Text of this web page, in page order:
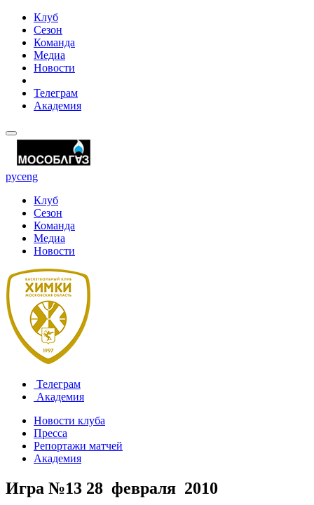
Клуб
Сезон
Команда
Медиа
Новости
Телеграм
Академия
русeng
Клуб
Сезон
Команда
Медиа
Новости
Телеграм
Академия
Новости клуба
Пресса
Репортажи матчей
Академия
Игра №13 28 февраля 2010